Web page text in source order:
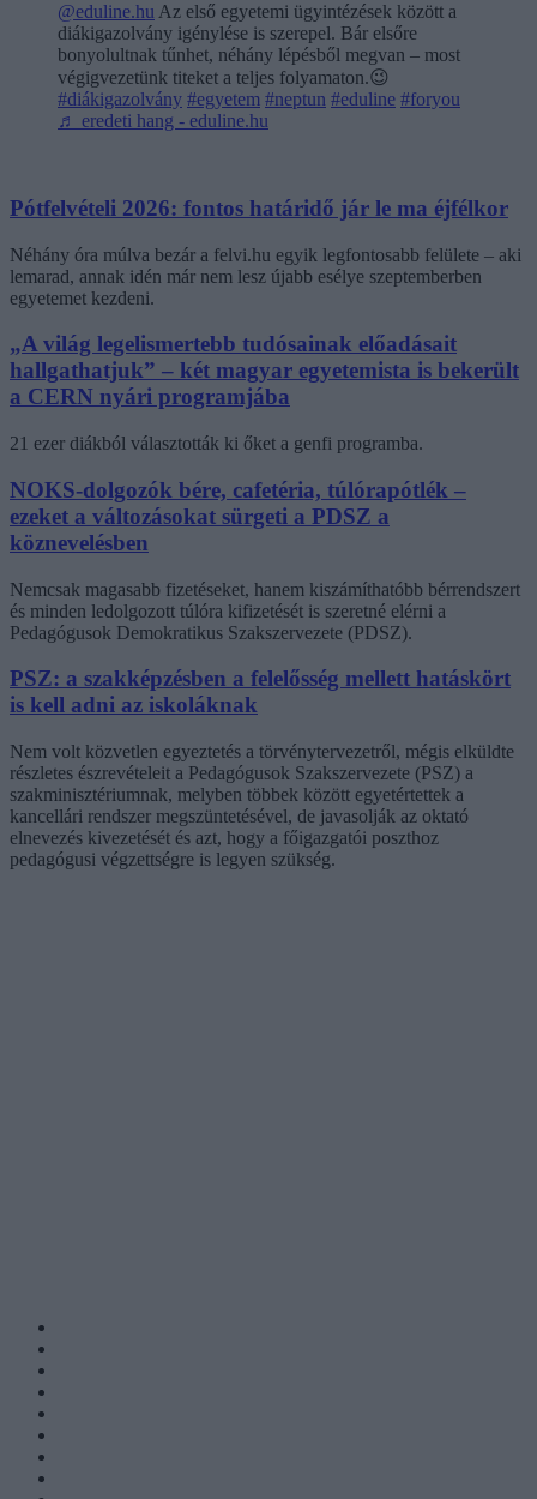
@eduline.hu Az első egyetemi ügyintézések között a
diákigazolvány igénylése is szerepel. Bár elsőre
bonyolultnak tűnhet, néhány lépésből megvan – most
végigvezetünk titeket a teljes folyamaton.😉
#diákigazolvány #egyetem #neptun #eduline #foryou
♬ eredeti hang - eduline.hu
Pótfelvételi 2026: fontos határidő jár le ma éjfélkor
Néhány óra múlva bezár a felvi.hu egyik legfontosabb felülete – aki
lemarad, annak idén már nem lesz újabb esélye szeptemberben
egyetemet kezdeni.
„A világ legelismertebb tudósainak előadásait
hallgathatjuk” – két magyar egyetemista is bekerült
a CERN nyári programjába
21 ezer diákból választották ki őket a genfi programba.
NOKS-dolgozók bére, cafetéria, túlórapótlék –
ezeket a változásokat sürgeti a PDSZ a
köznevelésben
Nemcsak magasabb fizetéseket, hanem kiszámíthatóbb bérrendszert
és minden ledolgozott túlóra kifizetését is szeretné elérni a
Pedagógusok Demokratikus Szakszervezete (PDSZ).
PSZ: a szakképzésben a felelősség mellett hatáskört
is kell adni az iskoláknak
Nem volt közvetlen egyeztetés a törvénytervezetről, mégis elküldte
részletes észrevételeit a Pedagógusok Szakszervezete (PSZ) a
szakminisztériumnak, melyben többek között egyetértettek a
kancellári rendszer megszüntetésével, de javasolják az oktató
elnevezés kivezetését és azt, hogy a főigazgatói poszthoz
pedagógusi végzettségre is legyen szükség.